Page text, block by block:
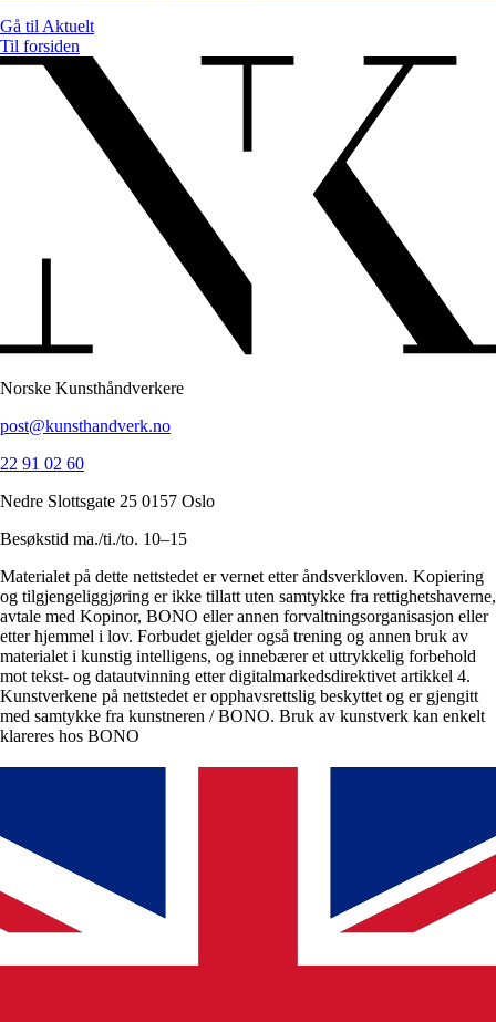
Gå til Aktuelt
Til forsiden
Norske Kunsthåndverkere
post@kunsthandverk.no
22 91 02 60
Nedre Slottsgate 25 0157 Oslo
Besøkstid ma./ti./to. 10–15
Materialet på dette nettstedet er vernet etter åndsverkloven. Kopiering
og tilgjengeliggjøring er ikke tillatt uten samtykke fra rettighetshaverne,
avtale med Kopinor, BONO eller annen forvaltningsorganisasjon eller
etter hjemmel i lov. Forbudet gjelder også trening og annen bruk av
materialet i kunstig intelligens, og innebærer et uttrykkelig forbehold
mot tekst- og datautvinning etter digitalmarkedsdirektivet artikkel 4.
Kunstverkene på nettstedet er opphavsrettslig beskyttet og er gjengitt
med samtykke fra kunstneren / BONO. Bruk av kunstverk kan enkelt
klareres hos BONO